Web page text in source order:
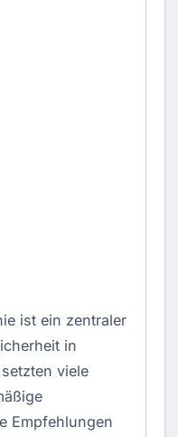
ist ein zentraler
in
viele
Empfehlungen